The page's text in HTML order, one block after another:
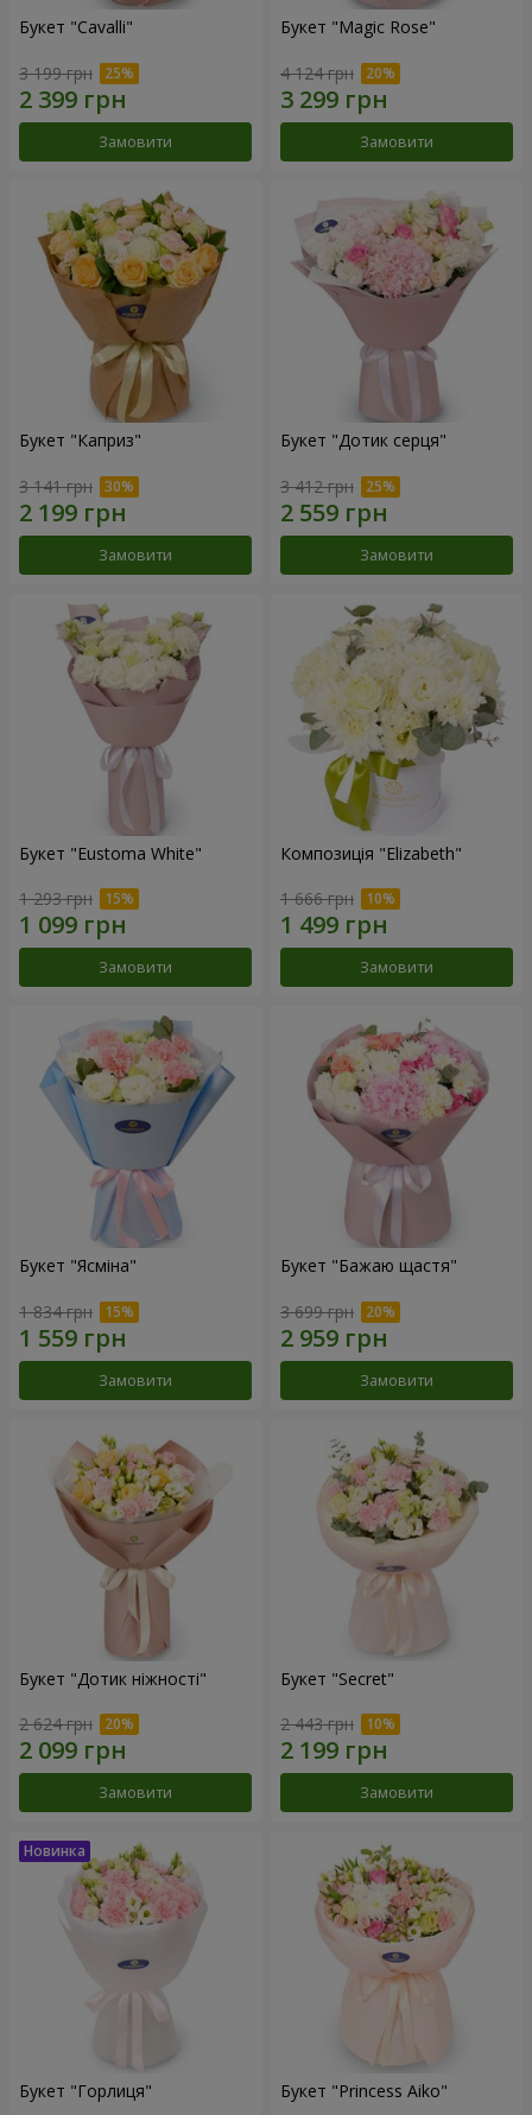
Букет "Cаvalli"
3 199 грн
Замовити
Букет "Magic Rose"
4 124 грн
Замовити
Букет "Каприз"
3 141 грн
Замовити
Букет "Дотик серця"
3 412 грн
Замовити
Букет "Eustoma White"
1 293 грн
Замовити
Композиція "Elizabeth"
1 666 грн
Замовити
Букет "Ясміна"
1 834 грн
Замовити
Букет "Бажаю щастя"
3 699 грн
Замовити
Букет "Дотик ніжності"
2 624 грн
Замовити
Букет "Secret"
2 443 грн
Замовити
Букет "Горлиця" Букет "Princess Aiko"